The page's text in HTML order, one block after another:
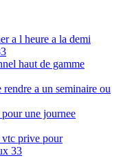
a l heure a la demi
haut de gamme
a un seminaire ou
une journee
prive pour
33